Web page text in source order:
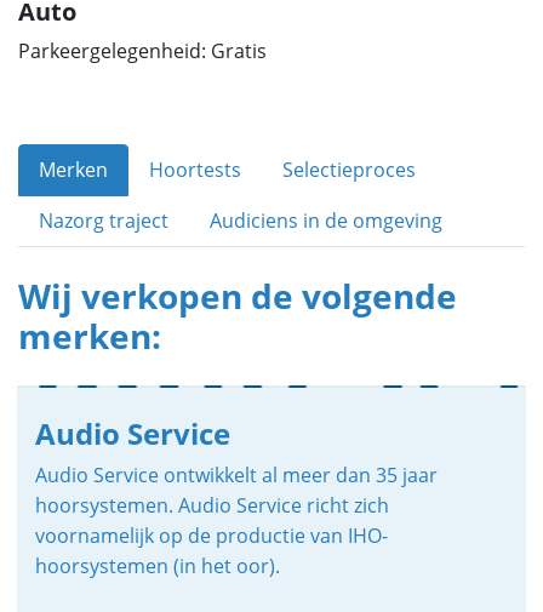
Auto
Parkeergelegenheid: Gratis
Merken Hoortests
Selectieproces
Nazorg traject
Audiciens in de omgeving
Wij verkopen de volgende
merken:
Audio Service
Audio Service ontwikkelt al meer dan 35 jaar
hoorsystemen. Audio Service richt zich
voornamelijk op de productie van IHO-
hoorsystemen (in het oor).